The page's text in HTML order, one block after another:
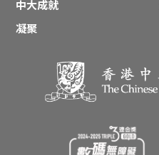
中大成就
凝聚